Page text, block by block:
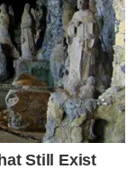
Still Exist